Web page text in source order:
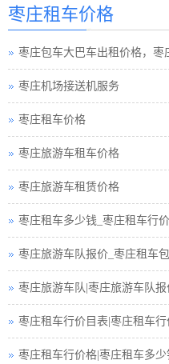
枣庄包车旅游
枣庄租车须知小车
枣庄巴士租车公司
枣庄小车租车公司
枣庄旅游包车小车
枣庄旅游小车车队
枣庄旅游小车小车
枣庄租车接送小车
枣庄汽车租赁中巴
枣庄租车行小车
枣庄小车租赁公司
枣庄租车价格
枣庄包车大巴车出租价格，
枣庄机场接送机服务
枣庄租车价格
枣庄旅游车租车价格
枣庄旅游车租赁价格
枣庄租车多少钱_枣庄租车行
枣庄旅游车队报价_枣庄租车
枣庄旅游车队|枣庄旅游车队报
枣庄租车行价目表|枣庄租车行
枣庄租车行价格|枣庄租车多少